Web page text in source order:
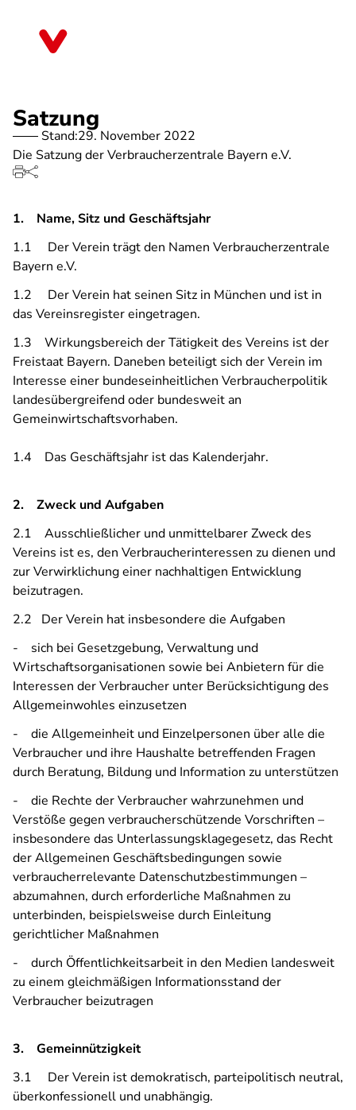
Satzung
Stand:29. November 2022
Die Satzung der Verbraucherzentrale Bayern e.V.
1. Name, Sitz und Geschäftsjahr
1.1 Der Verein trägt den Namen Verbraucherzentrale
Bayern e.V.
1.2 Der Verein hat seinen Sitz in München und ist in
das Vereinsregister eingetragen.
1.3 Wirkungsbereich der Tätigkeit des Vereins ist der
Freistaat Bayern. Daneben beteiligt sich der Verein im
Interesse einer bundeseinheitlichen Verbraucherpolitik
landesübergreifend oder bundesweit an
Gemeinwirtschaftsvorhaben.
1.4 Das Geschäftsjahr ist das Kalenderjahr.
2. Zweck und Aufgaben
2.1 Ausschließlicher und unmittelbarer Zweck des
Vereins ist es, den Verbraucherinteressen zu dienen und
zur Verwirklichung einer nachhaltigen Entwicklung
beizutragen.
2.2 Der Verein hat insbesondere die Aufgaben
- sich bei Gesetzgebung, Verwaltung und
Wirtschaftsorganisationen sowie bei Anbietern für die
Interessen der Verbraucher unter Berücksichtigung des
Allgemeinwohles einzusetzen
- die Allgemeinheit und Einzelpersonen über alle die
Verbraucher und ihre Haushalte betreffenden Fragen
durch Beratung, Bildung und Information zu unterstützen
- die Rechte der Verbraucher wahrzunehmen und
Verstöße gegen verbraucherschützende Vorschriften –
insbesondere das Unterlassungsklagegesetz, das Recht
der Allgemeinen Geschäftsbedingungen sowie
verbraucherrelevante Datenschutzbestimmungen –
abzumahnen, durch erforderliche Maßnahmen zu
unterbinden, beispielsweise durch Einleitung
gerichtlicher Maßnahmen
- durch Öffentlichkeitsarbeit in den Medien landesweit
zu einem gleichmäßigen Informationsstand der
Verbraucher beizutragen
3. Gemeinnützigkeit
3.1 Der Verein ist demokratisch, parteipolitisch neutral,
überkonfessionell und unabhängig.